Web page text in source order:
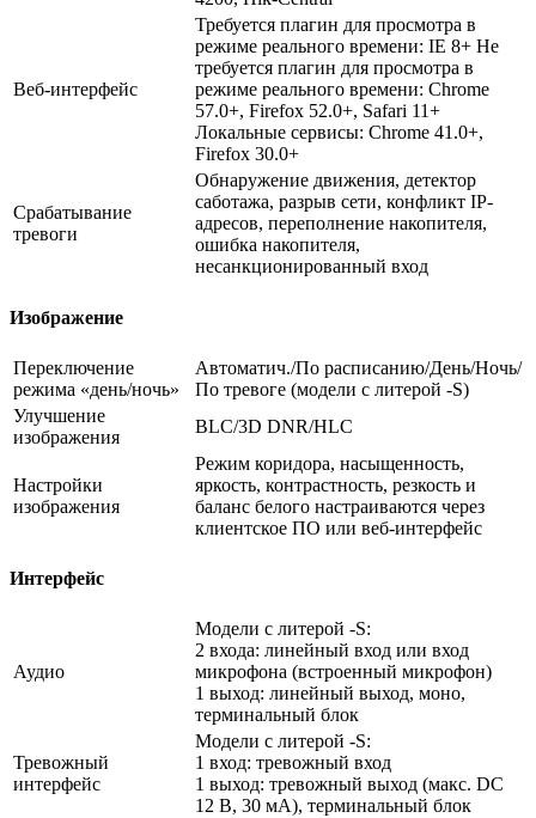
Веб-интерфейс
Требуется плагин для просмотра в
режиме реального времени: IE 8+ Не
требуется плагин для просмотра в
режиме реального времени: Chrome
57.0+, Firefox 52.0+, Safari 11+
Локальные сервисы: Chrome 41.0+,
Firefox 30.0+
Срабатывание
тревоги
Обнаружение движения, детектор
саботажа, разрыв сети, конфликт IP-
адресов, переполнение накопителя,
ошибка накопителя,
несанкционированный вход
Изображение
Переключение
режима «день/ночь»
Автоматич./По расписанию/День/Ночь/
По тревоге (модели с литерой -S)
Улучшение
изображения
BLC/3D DNR/HLC
Настройки
изображения
Режим коридора, насыщенность,
яркость, контрастность, резкость и
баланс белого настраиваются через
клиентское ПО или веб-интерфейс
Интерфейс
Аудио
Модели с литерой -S:
2 входа: линейный вход или вход
микрофона (встроенный микрофон)
1 выход: линейный выход, моно,
терминальный блок
Тревожный
интерфейс
Модели с литерой -S:
1 вход: тревожный вход
1 выход: тревожный выход (макс. DC
12 В, 30 мA), терминальный блок